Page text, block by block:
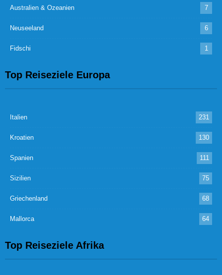
Australien & Ozeanien 7
Neuseeland 6
Fidschi 1
Top Reiseziele Europa
Italien 231
Kroatien 130
Spanien 111
Sizilien 75
Griechenland 68
Mallorca 64
Top Reiseziele Afrika